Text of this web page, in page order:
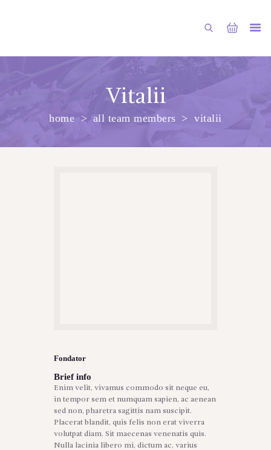
Vitalii
home all team members vitalii
DESPRE NOI
SHOP
SERVICII
Fondator
Brief info
Enim velit, vivamus commodo sit neque eu,
in tempor sem et numquam sapien, ac aenean
sed non, pharetra sagittis nam suscipit.
Placerat blandit, quis felis non erat viverra
volutpat diam. Sit maecenas venenatis quis.
Nulla lacinia libero mi, dictum ac, varius